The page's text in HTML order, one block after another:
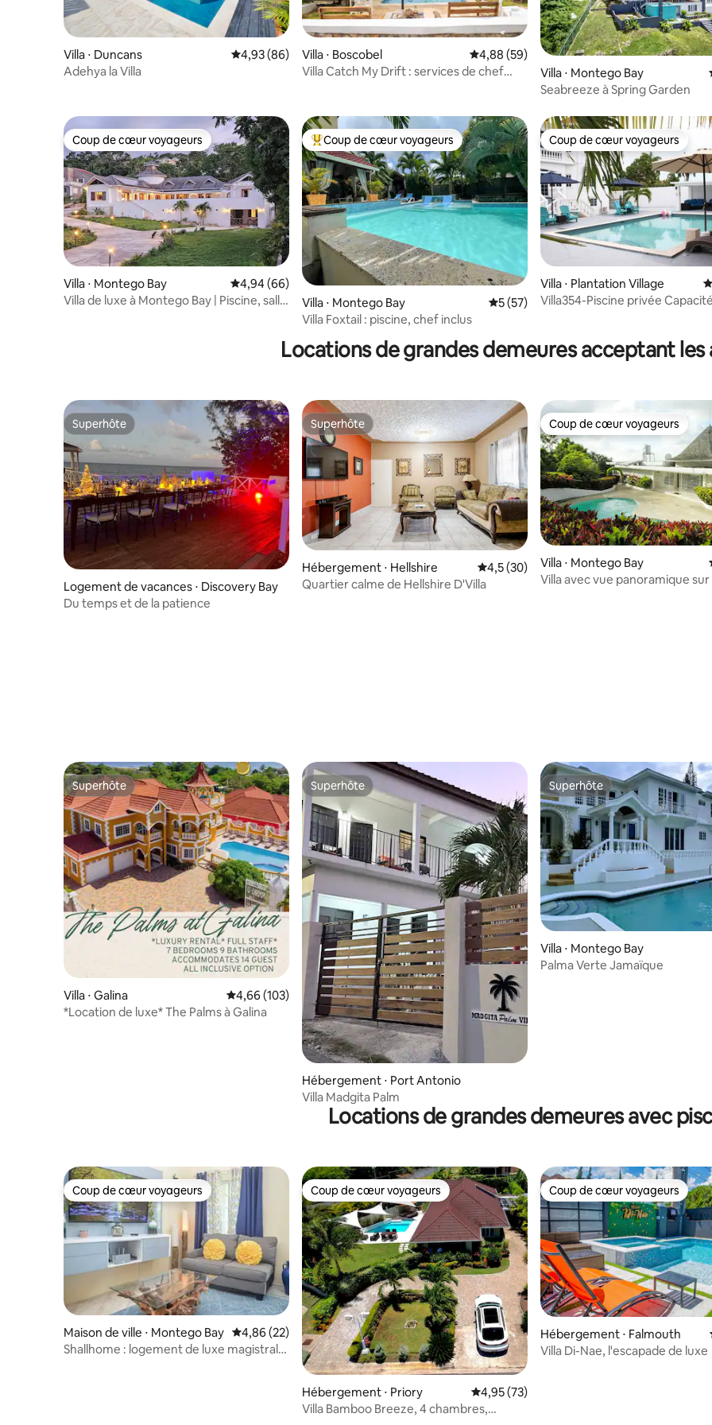
Villa ⋅ Duncans Évaluation moyenne sur la base de 86 commentaires : 4,93 sur 5
4,93 (86)
Adehya la Villa
Villa ⋅ Boscobel Évaluation moyenne sur la base de 59
4,88 (59)
Villa Catch My Drift : services de chef
Villa ⋅ Montego Bay
Seabreeze à Spring Garden
Coup de cœur voyageurs
Coup de cœur voyageurs
Villa ⋅ Montego Bay Évaluation moyenne sur la base de 66 commentaires : 4,94 sur 5
4,94 (66)
Villa de luxe à Montego Bay | Piscine, salle
Coups de cœur voyageurs les plus appréciés
Coup de cœur voyageurs
Villa ⋅ Montego Bay Évaluation moyenne sur la base de 57
5 (57)
Villa Foxtail : piscine, chef inclus
Coup de cœur voyageurs
Coup de cœur voyageurs
Villa ⋅ Plantation Village
Villa354-Piscine privée
Locations de grandes demeures acceptant les
Superhôte
Superhôte
Logement de vacances ⋅ Discovery Bay
Du temps et de la patience
Superhôte
Superhôte
Hébergement ⋅ Hellshire Évaluation moyenne sur la base de 30
4,5 (30)
Quartier calme de Hellshire D'Villa
Coup de cœur voyageurs
Coup de cœur voyageurs
Villa ⋅ Montego Bay
Villa avec vue panoramique
Superhôte
Superhôte
Villa ⋅ Galina Évaluation moyenne sur la base de 103 commentaires : 4,66 sur 5
4,66 (103)
*Location de luxe* The Palms à Galina
Superhôte
Superhôte
Hébergement ⋅ Port Antonio
Villa Madgita Palm
Superhôte
Superhôte
Villa ⋅ Montego Bay
Palma Verte Jamaïque
Locations de grandes demeures avec
Coup de cœur voyageurs
Coup de cœur voyageurs
Maison de ville ⋅ Montego Bay Évaluation moyenne sur la base de 22 commentaires : 4,86 sur 5
4,86 (22)
Shallhome : logement de luxe magistral
Coup de cœur voyageurs
Coup de cœur voyageurs
Hébergement ⋅ Priory Évaluation moyenne sur la base de 73
4,95 (73)
Villa Bamboo Breeze, 4 chambres,
Coup de cœur voyageurs
Coup de cœur voyageurs
Hébergement ⋅ Falmouth
Villa Di-Nae, l'escapade de luxe